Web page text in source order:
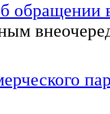
обращении